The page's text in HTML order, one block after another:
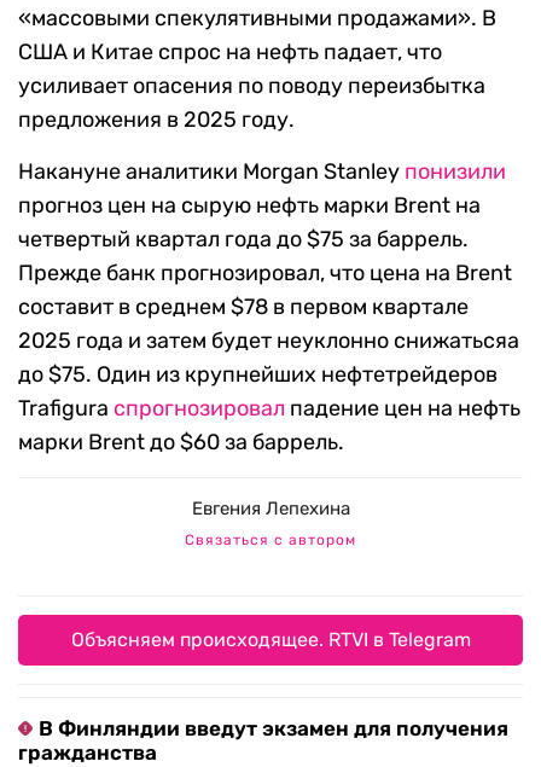
«массовыми спекулятивными продажами». В
США и Китае спрос на нефть падает, что
усиливает опасения по поводу переизбытка
предложения в 2025 году.
Накануне аналитики Morgan Stanley понизили
прогноз цен на сырую нефть марки Brent на
четвертый квартал года до $75 за баррель.
Прежде банк прогнозировал, что цена на Brent
составит в среднем $78 в первом квартале
2025 года и затем будет неуклонно снижатьсяа
до $75. Один из крупнейших нефтетрейдеров
Trafigura спрогнозировал падение цен на нефть
марки Brent до $60 за баррель.
Евгения Лепехина
Связаться с автором
Объясняем происходящее. RTVI в Telegram
В Финляндии введут экзамен для получения
гражданства